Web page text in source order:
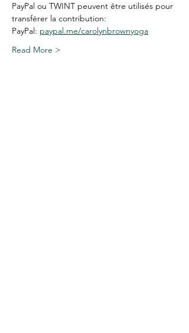
PayPal ou TWINT peuvent être utilisés pour
transférer la contribution:
PayPal: paypal.me/carolynbrownyoga
Read More >